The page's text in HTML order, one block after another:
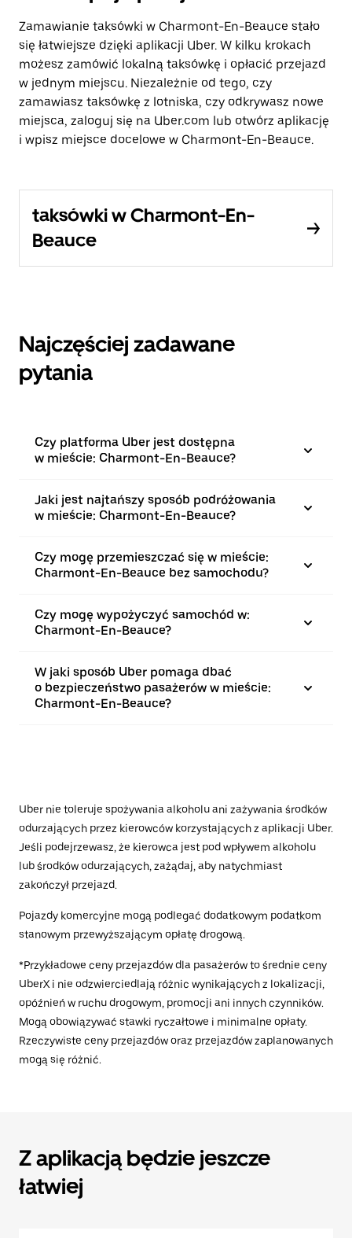
Zamawianie taksówki w Charmont-En-Beauce stało
się łatwiejsze dzięki aplikacji Uber. W kilku krokach
możesz zamówić lokalną taksówkę i opłacić przejazd
w jednym miejscu. Niezależnie od tego, czy
zamawiasz taksówkę z lotniska, czy odkrywasz nowe
miejsca, zaloguj się na Uber.com lub otwórz aplikację
i wpisz miejsce docelowe w Charmont-En-Beauce.
taksówki w Charmont-En-
Beauce
Najczęściej zadawane
pytania
Czy platforma Uber jest dostępna
w mieście: Charmont-En-Beauce?
Jaki jest najtańszy sposób podróżowania
w mieście: Charmont-En-Beauce?
Czy mogę przemieszczać się w mieście:
Charmont-En-Beauce bez samochodu?
Czy mogę wypożyczyć samochód w:
Charmont-En-Beauce?
W jaki sposób Uber pomaga dbać
o bezpieczeństwo pasażerów w mieście:
Charmont-En-Beauce?
Uber nie toleruje spożywania alkoholu ani zażywania środków
odurzających przez kierowców korzystających z aplikacji Uber.
Jeśli podejrzewasz, że kierowca jest pod wpływem alkoholu
lub środków odurzających, zażądaj, aby natychmiast
zakończył przejazd.
Pojazdy komercyjne mogą podlegać dodatkowym podatkom
stanowym przewyższającym opłatę drogową.
*Przykładowe ceny przejazdów dla pasażerów to średnie ceny
UberX i nie odzwierciedlają różnic wynikających z lokalizacji,
opóźnień w ruchu drogowym, promocji ani innych czynników.
Mogą obowiązywać stawki ryczałtowe i minimalne opłaty.
Rzeczywiste ceny przejazdów oraz przejazdów zaplanowanych
mogą się różnić.
Z aplikacją będzie jeszcze
łatwiej